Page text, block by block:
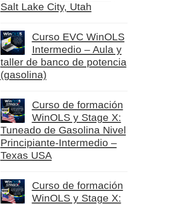
Salt Lake City, Utah
Curso EVC WinOLS
Intermedio – Aula y
taller de banco de potencia
(gasolina)
Curso de formación
WinOLS y Stage X:
Tuneado de Gasolina Nivel
Principiante-Intermedio –
Texas USA
Curso de formación
WinOLS y Stage X: